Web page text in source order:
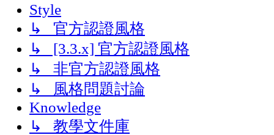
Style
↳ 官方認證風格
↳ [3.3.x] 官方認證風格
↳ 非官方認證風格
↳ 風格問題討論
Knowledge
↳ 教學文件庫